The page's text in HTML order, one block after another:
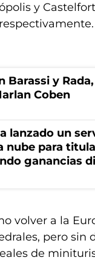
y
Barassi y
Coben
lanzado un
nube para
ganancias
volver a la
pero sin
de